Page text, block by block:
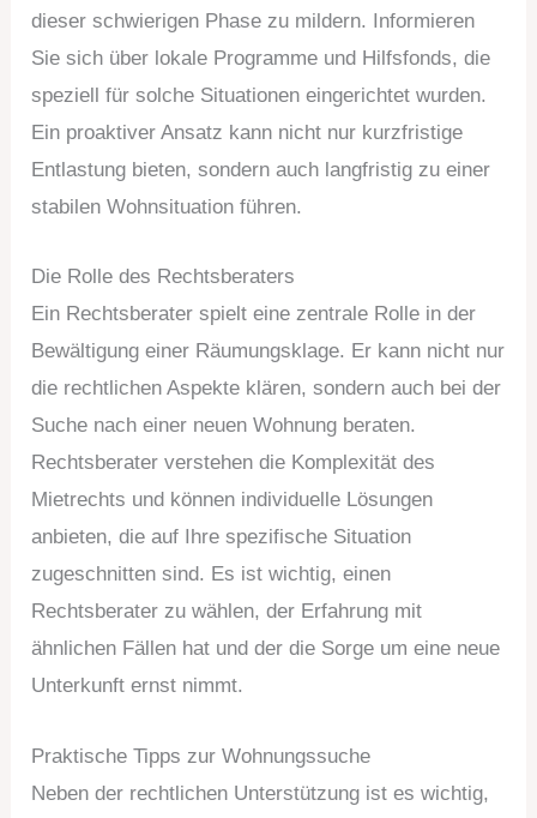
dieser schwierigen Phase zu mildern. Informieren
Sie sich über lokale Programme und Hilfsfonds, die
speziell für solche Situationen eingerichtet wurden.
Ein proaktiver Ansatz kann nicht nur kurzfristige
Entlastung bieten, sondern auch langfristig zu einer
stabilen Wohnsituation führen.
Die Rolle des Rechtsberaters
Ein Rechtsberater spielt eine zentrale Rolle in der
Bewältigung einer Räumungsklage. Er kann nicht nur
die rechtlichen Aspekte klären, sondern auch bei der
Suche nach einer neuen Wohnung beraten.
Rechtsberater verstehen die Komplexität des
Mietrechts und können individuelle Lösungen
anbieten, die auf Ihre spezifische Situation
zugeschnitten sind. Es ist wichtig, einen
Rechtsberater zu wählen, der Erfahrung mit
ähnlichen Fällen hat und der die Sorge um eine neue
Unterkunft ernst nimmt.
Praktische Tipps zur Wohnungssuche
Neben der rechtlichen Unterstützung ist es wichtig,